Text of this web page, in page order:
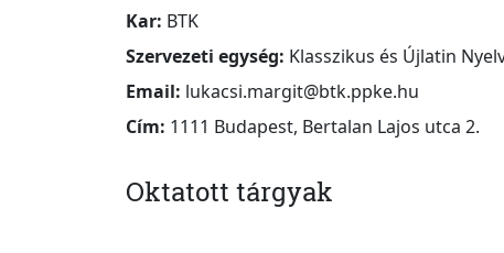
Kar: BTK
Szervezeti egység: Klasszikus és Újlatin
Email: lukacsi.margit@btk.ppke.hu
Cím: 1111 Budapest, Bertalan Lajos utca 2.
Oktatott tárgyak